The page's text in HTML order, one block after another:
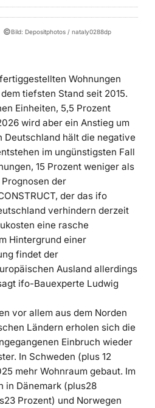
©Bild: Depositphotos / nataly0288dp
Wohnungen
tiefsten Stand seit 2015.
Einheiten, 5,5 Prozent
wird aber ein Anstieg um
Deutschland hält die negative
im ungünstigsten Fall
15 Prozent weniger als
der
der das ifo
verhindern derzeit
eine rasche
Hintergrund einer
findet der
Ausland allerdings
ifo-Bauexperte Ludwig
vor allem aus dem Norden
Ländern erholen sich die
Einbruch wieder
In Schweden (plus 12
mehr Wohnraum gebaut. Im
in Dänemark (plus28
Prozent) und Norwegen